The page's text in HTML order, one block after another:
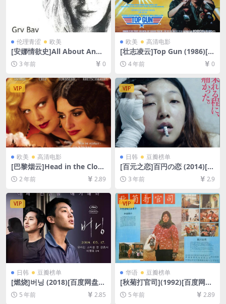
伦理青涩 欧美
[安娜情欲史]All About Anna
(2005)[百度网盘+夸克网盘10
80P超清未删减资源][网盘下
【手机/平板无法在线播放，请
使用电脑下载防和谐压缩包
（含解压密码）】
3 年前 0
欧美 高清电影
[壮志凌云]Top Gun (1986)[百
度网盘+迅雷云盘资源1080P
超清未删减][MP4/6.8GB][中
4 年前 0
VIP
欧美 高清电影
[巴黎烟云]Head in the Clou
ds (2004)[百度网盘+夸克网盘
1080P超清未删减资源][网盘
在线播放/下载][MP4/7.8GB]
[中英字幕]
2 年前 2.89
VIP
日韩 豆瓣榜单
[百元之恋]百円の恋 (2014)[百
度网盘+迅雷云盘资源1080P
超清未删减][MP4/6GB][日语
中字]
3 年前 2.9
VIP
日韩 豆瓣榜单
[燃烧]버닝 (2018)[百度网盘
+迅雷云盘资源1080P超清未
删减][MP4/9.5GB][韩语中字]
5 年前 2.85
VIP
华语 豆瓣榜单
[秋菊打官司](1992)[百度网盘
+迅雷云盘资源1080P超清未
删减][MP4/6.2GB][国语中字]
5 年前 2.89